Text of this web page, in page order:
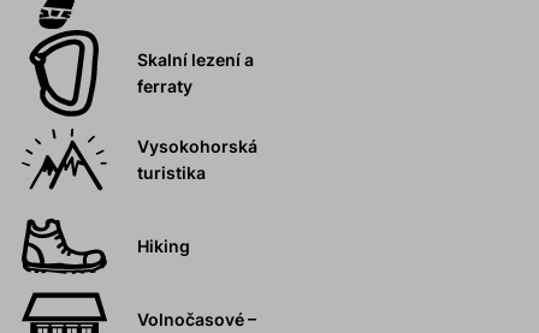
Skalní lezení a
ferraty
Vysokohorská
turistika
Hiking
Volnočasové –